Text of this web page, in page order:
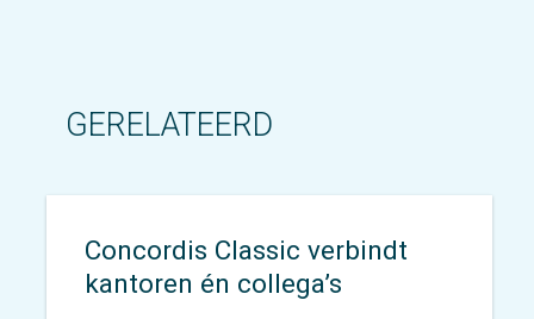
GERELATEERD
Concordis Classic verbindt
kantoren én collega’s